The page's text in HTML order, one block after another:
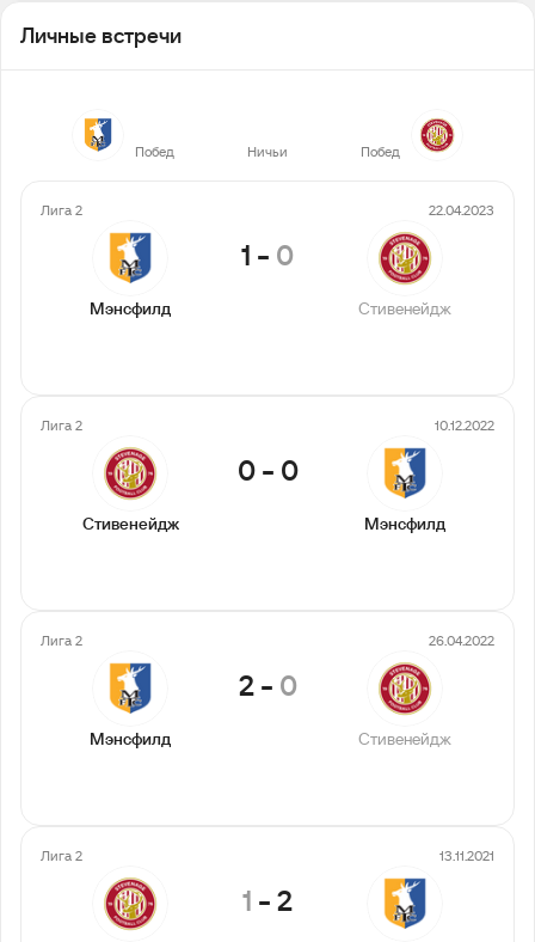
Личные встречи
Побед Ничьи Побед
Лига 2 22.04.2023
Мэнсфилд
1 - 0
Стивенейдж
Лига 2 10.12.2022
Стивенейдж
0 - 0
Мэнсфилд
Лига 2 26.04.2022
Мэнсфилд
2 - 0
Стивенейдж
Лига 2 13.11.2021
1 -2